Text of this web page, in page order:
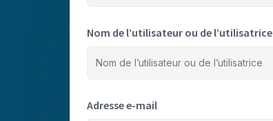
Nom de l’utilisateur ou de l’utilisatrice
Adresse e-mail